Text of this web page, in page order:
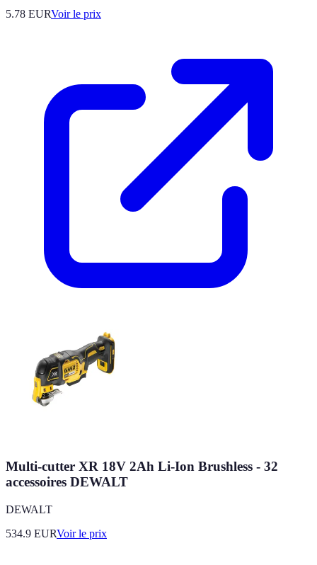
5.78 EURVoir le prix
Multi-cutter XR 18V 2Ah Li-Ion Brushless - 32
accessoires DEWALT
DEWALT
534.9 EURVoir le prix